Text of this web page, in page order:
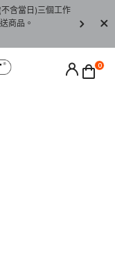
含當日)三個工作
商品。
請至
0